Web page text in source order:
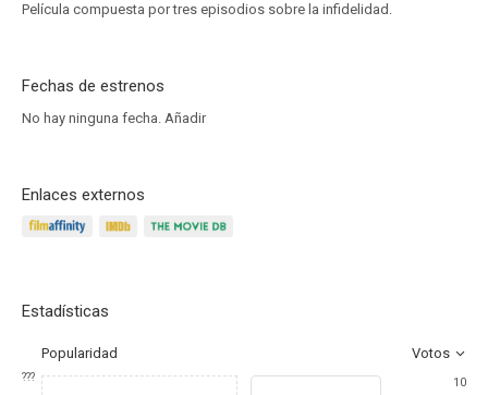
Película compuesta por tres episodios sobre la infidelidad.
Fechas de estrenos
No hay ninguna fecha. Añadir
Enlaces externos
Estadísticas
Popularidad Votos
???
10